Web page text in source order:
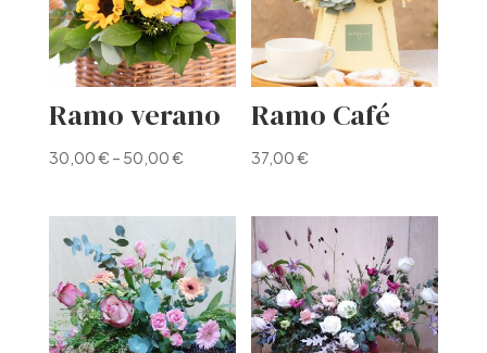
Ramo verano
30,00€ – 50,00€
Ramo Café
37,00€